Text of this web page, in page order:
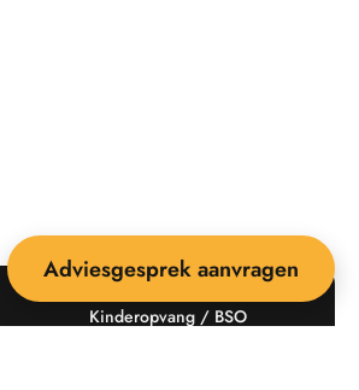
Kinderopvang / BSO
Adviesgesprek aanvragen